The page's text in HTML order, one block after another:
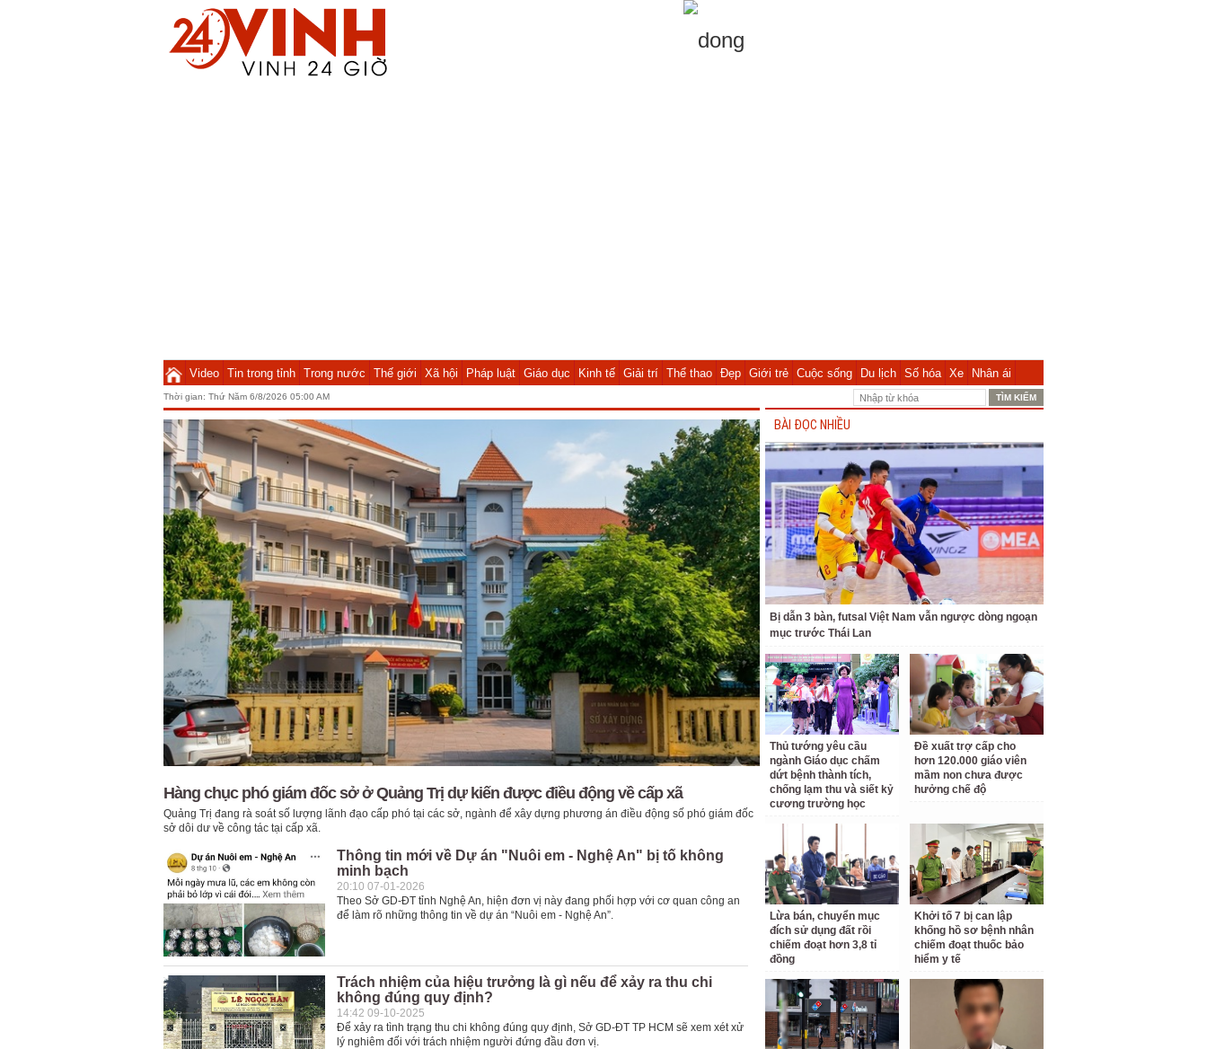
Video Tin trong tỉnh Trong nước Thế giới Xã hội Pháp luật Giáo dục Kinh tế Giải trí Thể thao Đẹp Giới trẻ Cuộc sống Du lịch Số hóa Xe Nhân ái
Thời gian: Thứ Năm 6/8/2026 05:00 AM
Hàng chục phó giám đốc sở ở Quảng Trị dự kiến được điều động về cấp xã
Quảng Trị đang rà soát số lượng lãnh đạo cấp phó tại các sở, ngành để xây dựng phương án điều động số phó giám đốc
sở dôi dư về công tác tại cấp xã.
Thông tin mới về Dự án "Nuôi em - Nghệ An" bị tố không
minh bạch
20:10 07-01-2026
Theo Sở GD-ĐT tỉnh Nghệ An, hiện đơn vị này đang phối hợp với cơ quan công an
để làm rõ những thông tin về dự án “Nuôi em - Nghệ An”.
Trách nhiệm của hiệu trưởng là gì nếu để xảy ra thu chi
không đúng quy định?
14:42 09-10-2025
Để xảy ra tình trạng thu chi không đúng quy định, Sở GD-ĐT TP HCM sẽ xem xét xử
lý nghiêm đối với trách nhiệm người đứng đầu đơn vị.
BÀI ĐỌC NHIỀU
Bị dẫn 3 bàn, futsal Việt Nam vẫn ngược dòng ngoạn
mục trước Thái Lan
Thủ tướng yêu cầu
ngành Giáo dục chấm
dứt bệnh thành tích,
chống lạm thu và siết kỷ
cương trường học
Đề xuất trợ cấp cho
hơn 120.000 giáo viên
mầm non chưa được
hưởng chế độ
Lừa bán, chuyển mục
đích sử dụng đất rồi
chiếm đoạt hơn 3,8 tỉ
đồng
Khởi tố 7 bị can lập
khống hồ sơ bệnh nhân
chiếm đoạt thuốc bảo
hiểm y tế